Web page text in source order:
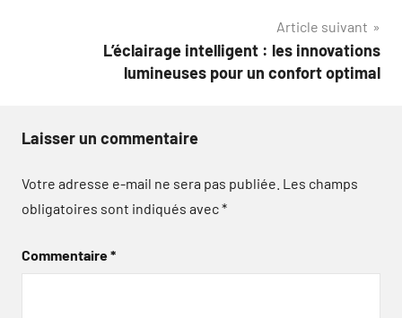
Article suivant
L’éclairage intelligent : les innovations
lumineuses pour un confort optimal
Laisser un commentaire
Votre adresse e-mail ne sera pas publiée. Les champs
obligatoires sont indiqués avec*
Commentaire*